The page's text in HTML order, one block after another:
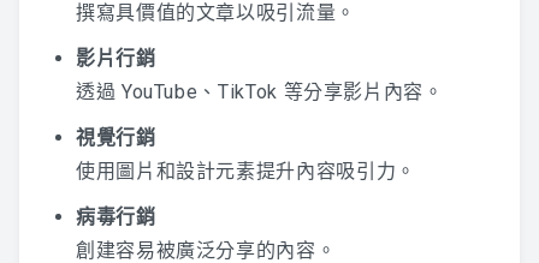
撰寫具價值的文章以吸引流量。
影片行銷
透過 YouTube、TikTok 等分享影片內容。
視覺行銷
使用圖片和設計元素提升內容吸引力。
病毒行銷
創建容易被廣泛分享的內容。